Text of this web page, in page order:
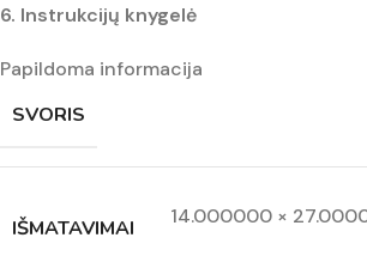
6. Instrukcijų knygelė
Papildoma informacija
SVORIS
IŠMATAVIMAI
14.000000 ×